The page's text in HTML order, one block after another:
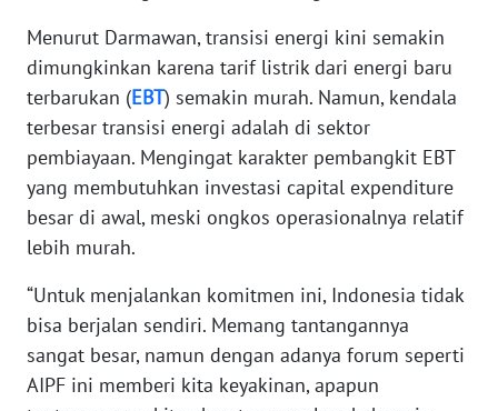
Menurut Darmawan, transisi energi kini semakin
dimungkinkan karena tarif listrik dari energi baru
terbarukan (EBT) semakin murah. Namun, kendala
terbesar transisi energi adalah di sektor
pembiayaan. Mengingat karakter pembangkit EBT
yang membutuhkan investasi capital expenditure
besar di awal, meski ongkos operasionalnya relatif
lebih murah.
“Untuk menjalankan komitmen ini, Indonesia tidak
bisa berjalan sendiri. Memang tantangannya
sangat besar, namun dengan adanya forum seperti
AIPF ini memberi kita keyakinan, apapun
WN
NTB
WN
SULTENG
WN
WN
BABEL